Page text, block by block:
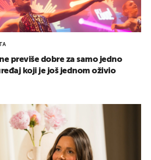
previše dobre za samo jedno
koji je još jednom oživio